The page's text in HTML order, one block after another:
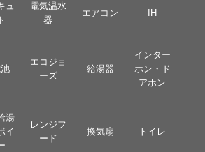
ュ
電気温水
器
エアコン IH
エコジョ
ーズ
給湯器
インター
ホン・ド
アホン
湯
イ
レンジフ
ード
換気扇 トイレ